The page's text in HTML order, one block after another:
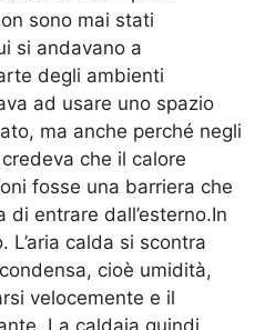
sono mai stati
si andavano a
degli ambienti
ad usare uno spazio
ma anche perché negli
che il calore
fosse una barriera che
di entrare dall’esterno.In
calda si scontra
cioè umidità,
velocemente e il
La caldaia quindi